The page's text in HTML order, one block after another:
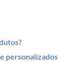
personalizados